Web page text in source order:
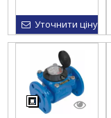
Уточнити ціну